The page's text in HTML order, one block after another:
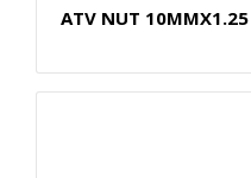
ATV NUT